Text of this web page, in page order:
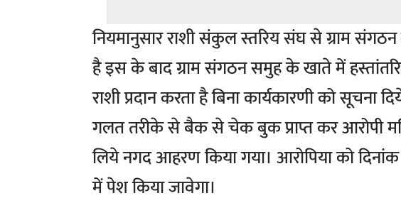
नियमानुसार राशी संकुल स्तरिय संघ से ग्राम
है इस के बाद ग्राम संगठन समुह के खाते में
राशी प्रदान करता है बिना कार्यकारणी को सूचना
गलत तरीके से बैक से चेक बुक प्राप्त कर आरोपी
लिये नगद आहरण किया गया। आरोपिया को
में पेश किया जावेगा।